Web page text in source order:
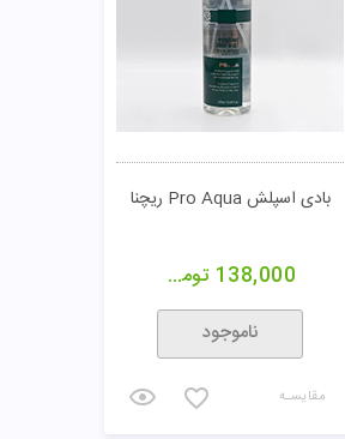
بادی اسپلش Pro Aqua ریچنا
138,000 تومان
ناموجود
مقایسـه